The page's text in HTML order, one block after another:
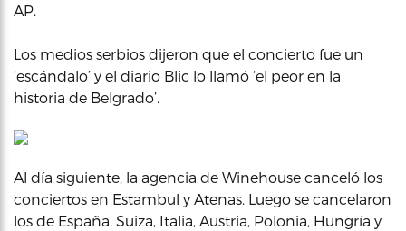
AP.
Los medios serbios dijeron que el concierto fue un
‘escándalo’ y el diario Blic lo llamó ‘el peor en la
historia de Belgrado’.
Al día siguiente, la agencia de Winehouse canceló los
conciertos en Estambul y Atenas. Luego se cancelaron
los de España. Suiza, Italia, Austria, Polonia, Hungría y